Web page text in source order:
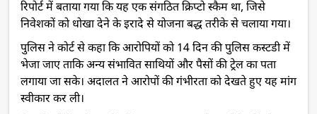
रिपोर्ट में बताया गया कि यह एक संगठित क्रिप्टो स्कैम था, जिसे
निवेशकों को धोखा देने के इरादे से योजना बद्ध तरीके से चलाया गया।
पुलिस ने कोर्ट से कहा कि आरोपियों को 14 दिन की पुलिस कस्टडी में
भेजा जाए ताकि अन्य संभावित साथियों और पैसों की ट्रेल का पता
लगाया जा सके। अदालत ने आरोपों की गंभीरता को देखते हुए यह मांग
स्वीकार कर ली।